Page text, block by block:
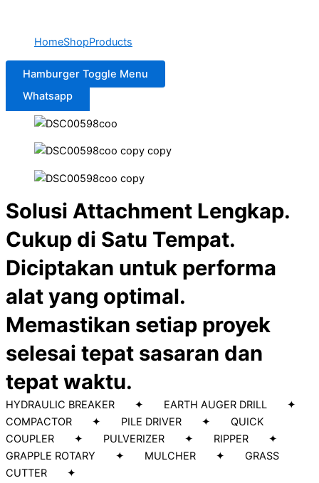
HomeShopProducts
Hamburger Toggle Menu
Whatsapp
Solusi Attachment Lengkap.
Cukup di Satu Tempat.
Diciptakan untuk performa
alat yang optimal.
Memastikan setiap proyek
selesai tepat sasaran dan
tepat waktu.
HYDRAULIC BREAKER ✦ EARTH AUGER DRILL ✦
COMPACTOR ✦ PILE DRIVER ✦ QUICK
COUPLER ✦ PULVERIZER ✦ RIPPER ✦
GRAPPLE ROTARY ✦ MULCHER ✦ GRASS
CUTTER ✦